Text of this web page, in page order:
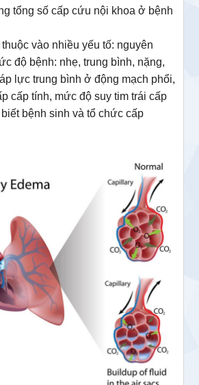
tổng số cấp cứu nội khoa ở bệnh
vào nhiều yếu tố: nguyên
độ bệnh: nhẹ, trung bình, nặng,
lực trung bình ở động mạch phổi,
cấp tính, mức độ suy tim trái cấp
bệnh sinh và tổ chức cấp